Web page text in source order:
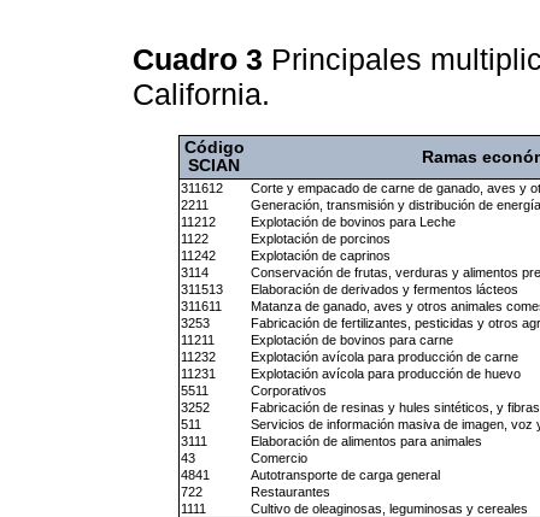
Cuadro 3 Principales
California.
Código
SCIAN
Ramas
311612
Corte y empacado de carne de ganado, aves y
2211
Generación, transmisión y distribución de
11212
Explotación de bovinos para Leche
1122
Explotación de porcinos
11242
Explotación de caprinos
3114
Conservación de frutas, verduras y alimentos
311513
Elaboración de derivados y fermentos lácteos
311611
Matanza de ganado, aves y otros animales
3253
Fabricación de fertilizantes, pesticidas y otros
11211
Explotación de bovinos para carne
11232
Explotación avícola para producción de carne
11231
Explotación avícola para producción de huevo
5511
Corporativos
3252
Fabricación de resinas y hules sintéticos, y
511
Servicios de información masiva de imagen, voz
3111
Elaboración de alimentos para animales
43
Comercio
4841
Autotransporte de carga general
722
Restaurantes
1111
Cultivo de oleaginosas, leguminosas y cereales